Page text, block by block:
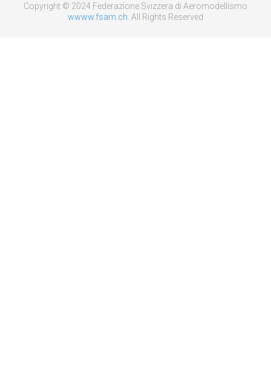
Copyright © 2024 Federazione Svizzera di Aeromodellismo
wwww.fsam.ch . All Rights Reserved